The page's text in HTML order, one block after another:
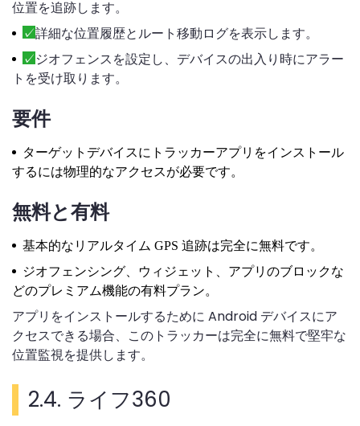
位置を追跡します。
詳細な位置履歴とルート移動ログを表示します。
ジオフェンスを設定し、デバイスの出入り時にアラー
トを受け取ります。
要件
ターゲットデバイスにトラッカーアプリをインストール
するには物理的なアクセスが必要です。
無料と有料
基本的なリアルタイム GPS 追跡は完全に無料です。
ジオフェンシング、ウィジェット、アプリのブロックな
どのプレミアム機能の有料プラン。
アプリをインストールするために Android デバイスにア
クセスできる場合、このトラッカーは完全に無料で堅牢な
位置監視を提供します。
2.4. ライフ360